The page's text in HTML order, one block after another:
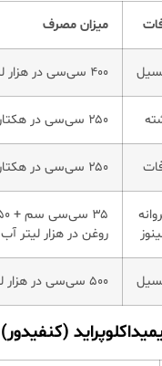
میزان مصرف
۴۰۰ سی‌سی در هزار لیتر آب
۲۵۰ سی‌سی در هکتار
۲۵۰ سی‌سی در هکتار
روغن در هزار لیتر آب
۵۰۰ سی‌سی در هزار لیتر آب
(کنفیدور)